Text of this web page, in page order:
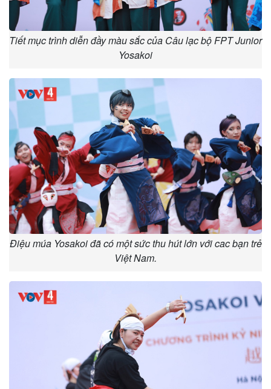
Tiết mục trình diễn đầy màu sắc của Câu lạc bộ FPT Junior
Yosakoi
Điệu múa Yosakoi đã có một sức thu hút lớn với cac bạn trẻ
Việt Nam.